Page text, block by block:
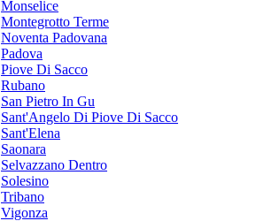
Monselice
Montegrotto Terme
Noventa Padovana
Padova
Piove Di Sacco
Rubano
San Pietro In Gu
Sant'Angelo Di Piove Di Sacco
Sant'Elena
Saonara
Selvazzano Dentro
Solesino
Tribano
Vigonza